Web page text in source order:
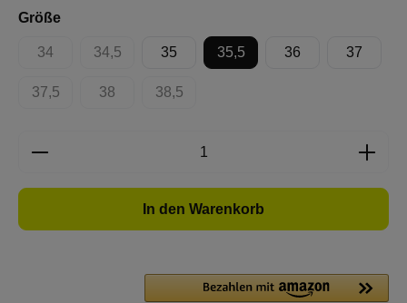
Größeauswählen
34
(Diese Option ist zurzeit nicht verfügbar.)
34,5
(Diese Option ist zurzeit nicht verfügbar.)
35 35,5 36 37
37,5
(Diese Option ist zurzeit nicht verfügbar.)
38
(Diese Option ist zurzeit nicht verfügbar.)
38,5
(Diese Option ist zurzeit nicht verfügbar.)
Produkt Anzahl: Gib den gewünschten
In den Warenkorb